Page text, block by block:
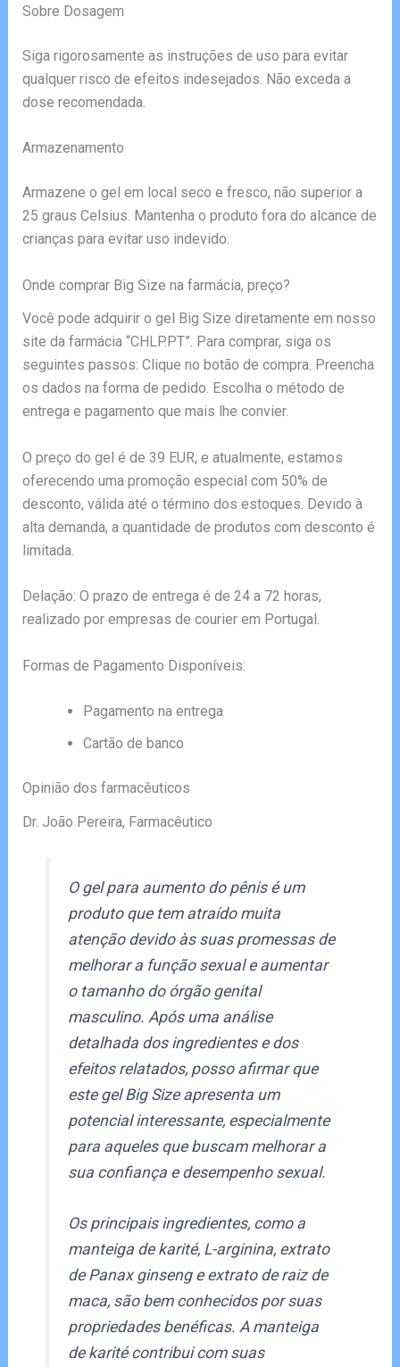
Sobre Dosagem
Siga rigorosamente as instruções de uso para evitar
qualquer risco de efeitos indesejados. Não exceda a
dose recomendada.
Armazenamento
Armazene o gel em local seco e fresco, não superior a
25 graus Celsius. Mantenha o produto fora do alcance de
crianças para evitar uso indevido.
Onde comprar Big Size na farmácia, preço?
Você pode adquirir o gel Big Size diretamente em nosso
site da farmácia “CHLP.PT”. Para comprar, siga os
seguintes passos: Clique no botão de compra. Preencha
os dados na forma de pedido. Escolha o método de
entrega e pagamento que mais lhe convier.
O preço do gel é de 39 EUR, e atualmente, estamos
oferecendo uma promoção especial com 50% de
desconto, válida até o término dos estoques. Devido à
alta demanda, a quantidade de produtos com desconto é
limitada.
Delação: O prazo de entrega é de 24 a 72 horas,
realizado por empresas de courier em Portugal.
Formas de Pagamento Disponíveis:
Pagamento na entrega
Cartão de banco
Opinião dos farmacêuticos
Dr. João Pereira, Farmacêutico
O gel para aumento do pênis é um
produto que tem atraído muita
atenção devido às suas promessas de
melhorar a função sexual e aumentar
o tamanho do órgão genital
masculino. Após uma análise
detalhada dos ingredientes e dos
efeitos relatados, posso afirmar que
este gelBig Size apresenta um
potencial interessante, especialmente
para aqueles que buscam melhorar a
sua confiança e desempenho sexual.
Os principais ingredientes, como a
manteiga de karité, L-arginina, extrato
de Panax ginseng e extrato de raiz de
maca, são bem conhecidos por suas
propriedades benéficas. A manteiga
de karité contribui com suas